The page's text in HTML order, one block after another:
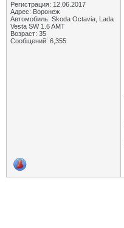
Регистрация: 12.06.2017
Адрес: Воронеж
Автомобиль: Skoda Octavia, Lada
Vesta SW 1.6 AMT
Возраст: 35
Сообщений: 6,355